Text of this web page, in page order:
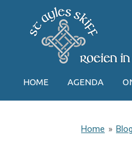
hoofdinhoud
HOME AGENDA
Home » Blog